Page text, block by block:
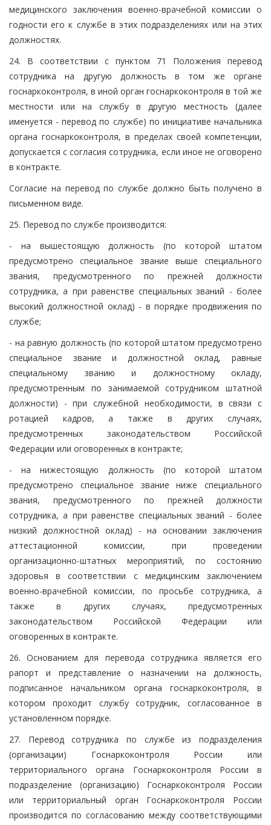
медицинского заключения военно-врачебной комиссии о
годности его к службе в этих подразделениях или на этих
должностях.
24. В соответствии с пунктом 71 Положения перевод
сотрудника на другую должность в том же органе
госнаркоконтроля, в иной орган госнаркоконтроля в той же
местности или на службу в другую местность (далее
именуется - перевод по службе) по инициативе начальника
органа госнаркоконтроля, в пределах своей компетенции,
допускается с согласия сотрудника, если иное не оговорено
в контракте.
Согласие на перевод по службе должно быть получено в
письменном виде.
25. Перевод по службе производится:
- на вышестоящую должность (по которой штатом
предусмотрено специальное звание выше специального
звания, предусмотренного по прежней должности
сотрудника, а при равенстве специальных званий - более
высокий должностной оклад) - в порядке продвижения по
службе;
- на равную должность (по которой штатом предусмотрено
специальное звание и должностной оклад, равные
специальному званию и должностному окладу,
предусмотренным по занимаемой сотрудником штатной
должности) - при служебной необходимости, в связи с
ротацией кадров, а также в других случаях,
предусмотренных законодательством Российской
Федерации или оговоренных в контракте;
- на нижестоящую должность (по которой штатом
предусмотрено специальное звание ниже специального
звания, предусмотренного по прежней должности
сотрудника, а при равенстве специальных званий - более
низкий должностной оклад) - на основании заключения
аттестационной комиссии, при проведении
организационно-штатных мероприятий, по состоянию
здоровья в соответствии с медицинским заключением
военно-врачебной комиссии, по просьбе сотрудника, а
также в других случаях, предусмотренных
законодательством Российской Федерации или
оговоренных в контракте.
26. Основанием для перевода сотрудника является его
рапорт и представление о назначении на должность,
подписанное начальником органа госнаркоконтроля, в
котором проходит службу сотрудник, согласованное в
установленном порядке.
27. Перевод сотрудника по службе из подразделения
(организации) Госнаркоконтроля России или
территориального органа Госнаркоконтроля России в
подразделение (организацию) Госнаркоконтроля России
или территориальный орган Госнаркоконтроля России
производится по согласованию между соответствующими